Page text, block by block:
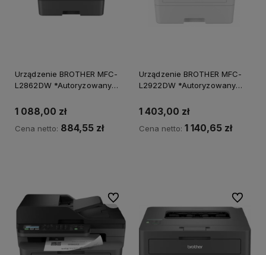
Urządzenie BROTHER MFC-
L2862DW *Autoryzowany
1 088,00 zł
Cena netto: 884,55 zł
Urządzenie BROTHER MFC-
L2922DW *Autoryzowany
1 403,00 zł
Cena netto: 1 140,65 zł
Do ulubionych Do